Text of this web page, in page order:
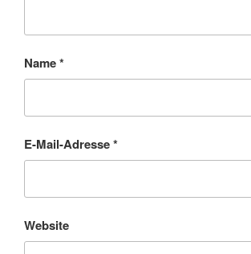
Name*
E-Mail-Adresse*
Website